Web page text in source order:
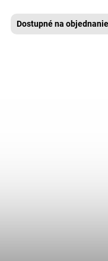
Dostupné na objednanie